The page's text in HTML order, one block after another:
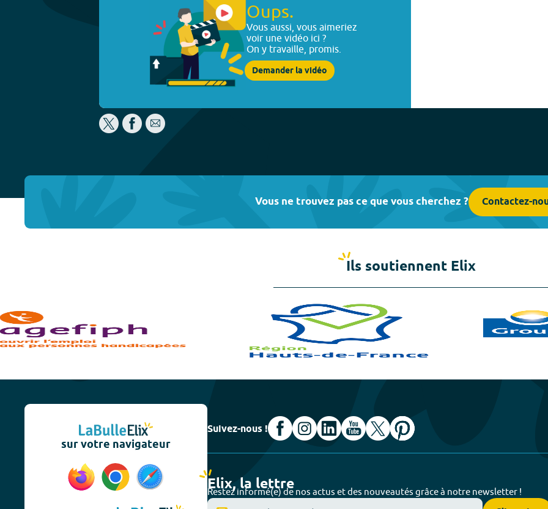
Oups.
Vous aussi, vous aimeriez
voir une vidéo ici ?
On y travaille, promis.
Demander la vidéo
Vous ne trouvez pas ce que vous cherchez ? Contactez-
Ils soutiennent Elix
sur votre navigateur
Suivez-nous !
Elix, la lettre
Restez informé(e) de nos actus et des nouveautés grâce à notre newsletter !